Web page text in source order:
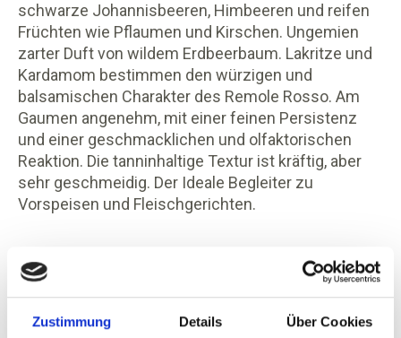
Zustimmung Details Über Cookies
schwarze Johannisbeeren, Himbeeren und reifen
Früchten wie Pflaumen und Kirschen. Ungemien
zarter Duft von wildem Erdbeerbaum. Lakritze und
Kardamom bestimmen den würzigen und
balsamischen Charakter des Remole Rosso. Am
Gaumen angenehm, mit einer feinen Persistenz
und einer geschmacklichen und olfaktorischen
Reaktion. Die tanninhaltige Textur ist kräftig, aber
sehr geschmeidig. Der Ideale Begleiter zu
Vorspeisen und Fleischgerichten.
Steckbrief